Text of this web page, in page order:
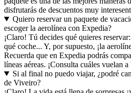
disfrutarás de descuentos muy
Quiero reservar un paquete de
escoger la aerolínea con Expedia?
¡Claro! Tú decides qué quieres
qué coche... Y, por supuesto, ¡la
Recuerda que en Expedia podrás
líneas aéreas. ¡Consulta cuáles vuelan
Si al final no puedo viajar, ¿podré
de Viveiro?